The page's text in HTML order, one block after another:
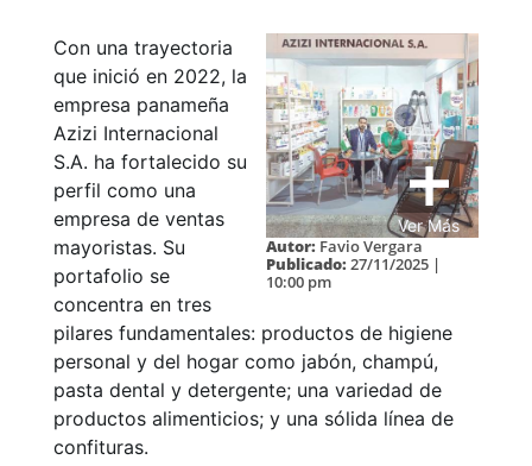
Ver Más
Autor: Favio Vergara
Publicado: 27/11/2025 |
10:00 pm
Con una trayectoria
que inició en 2022, la
empresa panameña
Azizi Internacional
S.A. ha fortalecido su
perfil como una
empresa de ventas
mayoristas. Su
portafolio se
concentra en tres
pilares fundamentales: productos de higiene
personal y del hogar como jabón, champú,
pasta dental y detergente; una variedad de
productos alimenticios; y una sólida línea de
confituras.